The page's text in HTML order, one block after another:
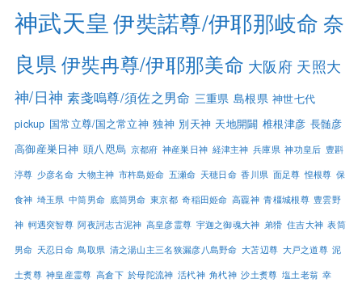
神武天皇 伊奘諾尊/伊耶那岐命 奈
良県 伊奘冉尊/伊耶那美命 大阪府 天照大
神/日神 素戔嗚尊/須佐之男命 三重県 島根県 神世七代
pickup 国常立尊/国之常立神 独神 別天神 天地開闢 椎根津彦 長髄彦
高御産巣日神 頭八咫烏 京都府 神産巣日神 経津主神 兵庫県 神功皇后 豊斟
渟尊 少彦名命 大物主神 市杵島姫命 五瀬命 天穂日命 香川県 面足尊 惶根尊 保
食神 埼玉県 中筒男命 底筒男命 東京都 奇稲田姫命 高龗神 青橿城根尊 豊雲野
神 軻遇突智尊 阿夜訶志古泥神 高皇彦霊尊 宇迦之御魂大神 弟猾 住吉大神 表筒
男命 天忍日命 鳥取県 清之湯山主三名狭漏彦八島野命 大苫辺尊 大戸之道尊 泥
土煑尊 神皇産霊尊 高倉下 於母陀流神 活杙神 角杙神 沙土煑尊 塩土老翁 幸